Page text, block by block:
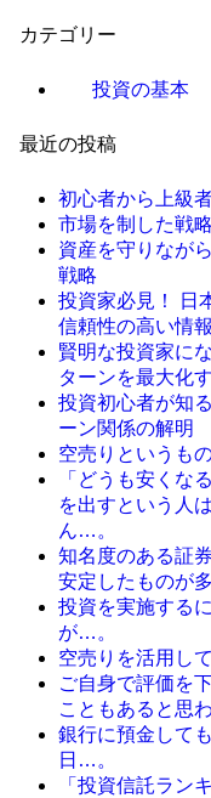
カテゴリー
投資の基本
最近の投稿
初心者から上級
市場を制した戦
資産を守りなが
戦略
投資家必見！ 日
信頼性の高い情
賢明な投資家に
ターンを最大化
投資初心者が知
ーン関係の解明
空売りというも
「どうも安くな
を出すという人
ん…。
知名度のある証
安定したものが
投資を実施する
が…。
空売りを活用し
ご自身で評価を
こともあると思
銀行に預金して
日…。
「投資信託ラン